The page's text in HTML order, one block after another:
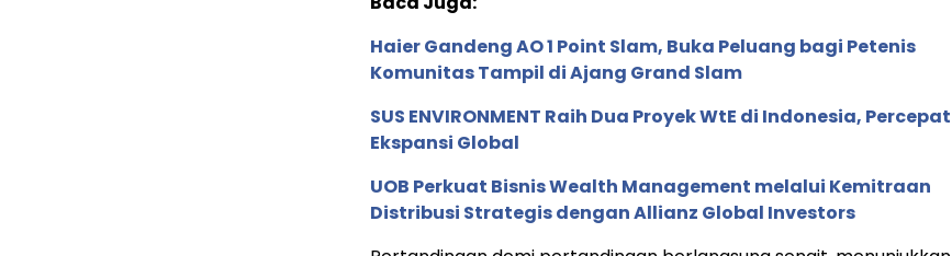
Haier Gandeng AO 1 Point Slam, Buka Peluang bagi Petenis
Komunitas Tampil di Ajang Grand Slam
SUS ENVIRONMENT Raih Dua Proyek WtE di Indonesia, Percepat
Ekspansi Global
UOB Perkuat Bisnis Wealth Management melalui Kemitraan
Distribusi Strategis dengan Allianz Global Investors